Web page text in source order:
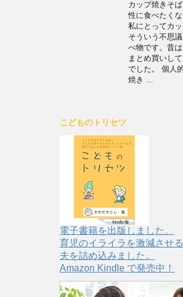
カップ焼きそ
性に食べたくな
私にとってカッ
そういう不思
べ物です。昔
まとめ買いし
でした。 個人
焼き ...
こどものトリセツ
電子書籍を出版しました。
育児のイライラを激減させ
夫を詰め込みました。
Amazon Kindle で発売中！